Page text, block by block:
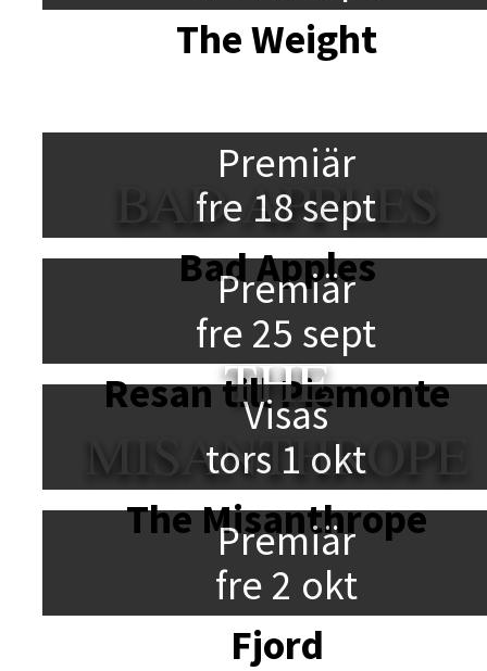
The Weight
BAD APPLES
Premiär
fre 18 sept
Bad Apples
Premiär
fre 25 sept
Resan till Piemonte
THE
MISANTHROPE
Visas
tors 1 okt
The Misanthrope
Premiär
fre 2 okt
Fjord